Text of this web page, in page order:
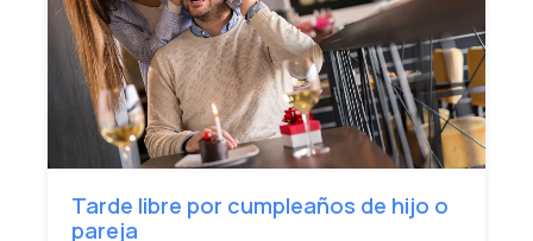
Tarde libre por cumpleaños de hijo o
pareja